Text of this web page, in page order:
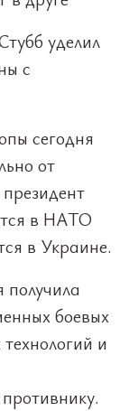
уделил
с
сегодня
от
в НАТО
в Украине.
боевых
и